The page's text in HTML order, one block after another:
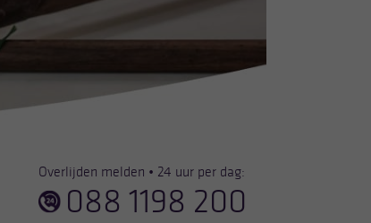
Overlijden melden • 24 uur per dag:
088 1198 200